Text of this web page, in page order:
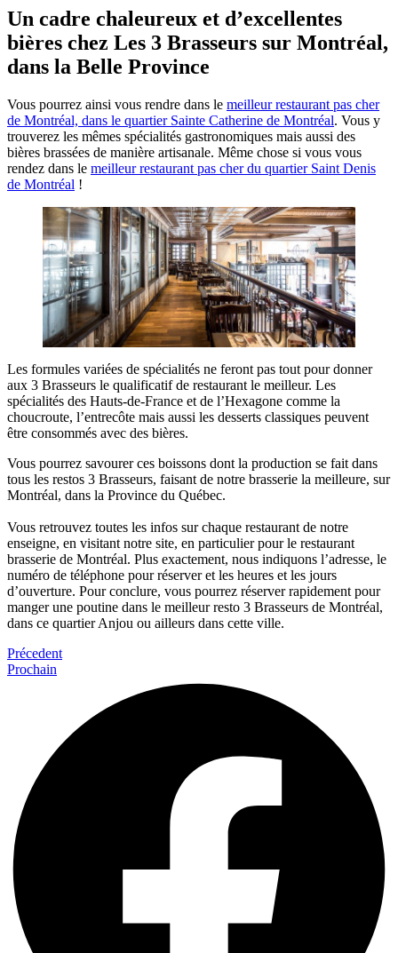
Un cadre chaleureux et d’excellentes
bières chez Les 3 Brasseurs sur Montréal,
dans la Belle Province
Vous pourrez ainsi vous rendre dans le meilleur restaurant pas cher
de Montréal, dans le quartier Sainte Catherine de Montréal. Vous y
trouverez les mêmes spécialités gastronomiques mais aussi des
bières brassées de manière artisanale. Même chose si vous vous
rendez dans le meilleur restaurant pas cher du quartier Saint Denis
de Montréal !
Les formules variées de spécialités ne feront pas tout pour donner
aux 3 Brasseurs le qualificatif de restaurant le meilleur. Les
spécialités des Hauts-de-France et de l’Hexagone comme la
choucroute, l’entrecôte mais aussi les desserts classiques peuvent
être consommés avec des bières.
Vous pourrez savourer ces boissons dont la production se fait dans
tous les restos 3 Brasseurs, faisant de notre brasserie la meilleure, sur
Montréal, dans la Province du Québec.
Vous retrouvez toutes les infos sur chaque restaurant de notre
enseigne, en visitant notre site, en particulier pour le restaurant
brasserie de Montréal. Plus exactement, nous indiquons l’adresse, le
numéro de téléphone pour réserver et les heures et les jours
d’ouverture. Pour conclure, vous pourrez réserver rapidement pour
manger une poutine dans le meilleur resto 3 Brasseurs de Montréal,
dans ce quartier Anjou ou ailleurs dans cette ville.
Précedent
Prochain